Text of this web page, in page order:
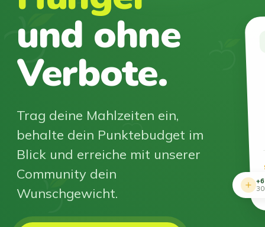
und ohne
Verbote.
Trag deine Mahlzeiten ein,
behalte dein Punktebudget im
Blick und erreiche mit unserer
Community dein
Wunschgewicht.